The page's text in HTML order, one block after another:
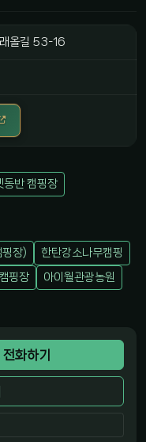
래올길 53-16
동반 캠핑장
핑장)
한탄강소나무캠핑
핑장
아이월관광농원
화하기